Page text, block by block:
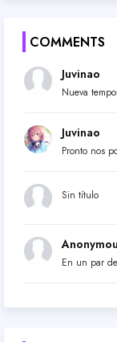
COMMENTS
Juvinao
Nueva
Juvinao
Pronto nos
Sin título
En un par